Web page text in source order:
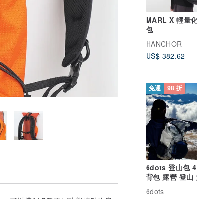
MARL X 輕量
包
HANCHOR
US$ 382.62
免運 98 折
6dots 登山包
背包 露營 登山
自由拼色
6dots